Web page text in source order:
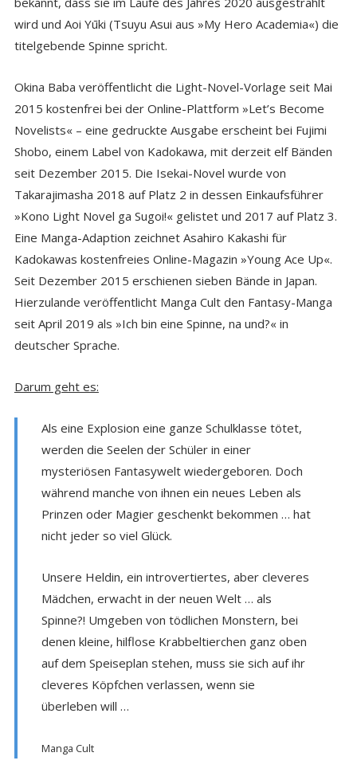
wird und Aoi Yūki (Tsuyu Asui aus »My Hero Academia«) die
titelgebende Spinne spricht.
Okina Baba veröffentlicht die Light-Novel-Vorlage seit Mai
2015 kostenfrei bei der Online-Plattform »Let’s Become
Novelists« – eine gedruckte Ausgabe erscheint bei Fujimi
Shobo, einem Label von Kadokawa, mit derzeit elf Bänden
seit Dezember 2015. Die Isekai-Novel wurde von
Takarajimasha 2018 auf Platz 2 in dessen Einkaufsführer
»Kono Light Novel ga Sugoi!« gelistet und 2017 auf Platz 3.
Eine Manga-Adaption zeichnet Asahiro Kakashi für
Kadokawas kostenfreies Online-Magazin »Young Ace Up«.
Seit Dezember 2015 erschienen sieben Bände in Japan.
Hierzulande veröffentlicht Manga Cult den Fantasy-Manga
seit April 2019 als »Ich bin eine Spinne, na und?« in
deutscher Sprache.
Darum geht es:
Als eine Explosion eine ganze Schulklasse tötet,
werden die Seelen der Schüler in einer
mysteriösen Fantasywelt wiedergeboren. Doch
während manche von ihnen ein neues Leben als
Prinzen oder Magier geschenkt bekommen … hat
nicht jeder so viel Glück.
Unsere Heldin, ein introvertiertes, aber cleveres
Mädchen, erwacht in der neuen Welt … als
Spinne?! Umgeben von tödlichen Monstern, bei
denen kleine, hilflose Krabbeltierchen ganz oben
auf dem Speiseplan stehen, muss sie sich auf ihr
cleveres Köpfchen verlassen, wenn sie
überleben will …
Manga Cult